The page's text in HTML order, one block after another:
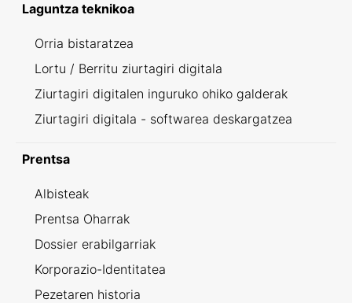
Laguntza teknikoa
Orria bistaratzea
Lortu / Berritu ziurtagiri digitala
Ziurtagiri digitalen inguruko ohiko galderak
Ziurtagiri digitala - softwarea deskargatzea
Prentsa
Albisteak
Prentsa Oharrak
Dossier erabilgarriak
Korporazio-Identitatea
Pezetaren historia